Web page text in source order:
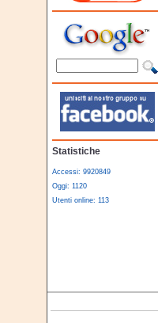
Statistiche
Accessi: 9920849
Oggi: 1120
Utenti online: 113